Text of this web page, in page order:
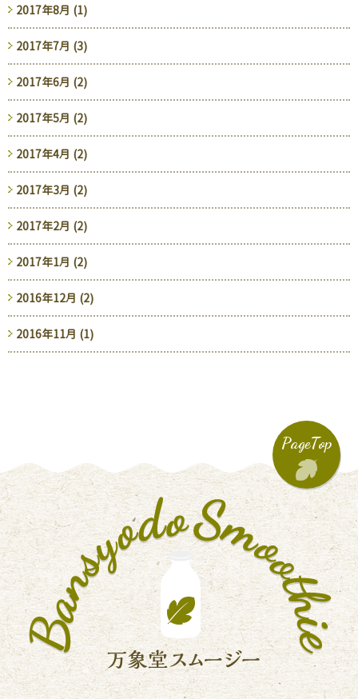
2017年8月 (1)
2017年7月 (3)
2017年6月 (2)
2017年5月 (2)
2017年4月 (2)
2017年3月 (2)
2017年2月 (2)
2017年1月 (2)
2016年12月 (2)
2016年11月 (1)
PageTop